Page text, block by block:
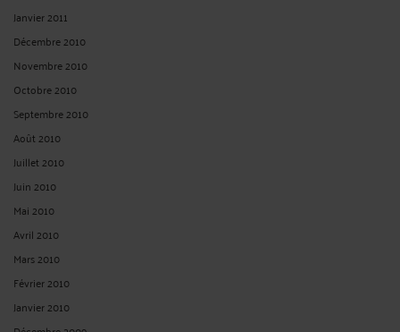
Janvier 2011
Décembre 2010
Novembre 2010
Octobre 2010
Septembre 2010
Août 2010
Juillet 2010
Juin 2010
Mai 2010
Avril 2010
Mars 2010
Février 2010
Janvier 2010